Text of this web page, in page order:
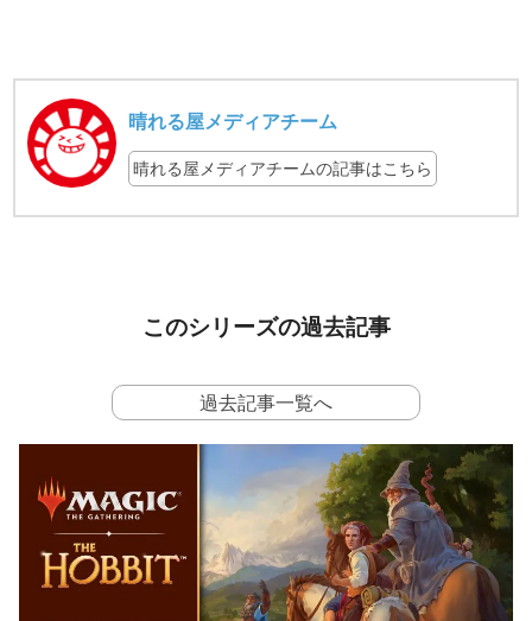
晴れる屋メディアチーム
晴れる屋メディアチームの記事はこちら
このシリーズの過去記事
過去記事一覧へ